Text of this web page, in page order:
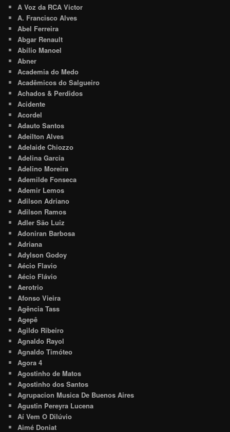
A Voz da RCA Victor
A. Francisco Alves
Abel Ferreira
Abgar Renault
Abílio Manoel
Abner
Academia do Medo
Acadêmicos do Salgueiro
Achados & Perdidos
Acidente
Acordel
Adauto Santos
Adeilton Alves
Adelaide Chiozzo
Adelina Garcia
Adelino Moreira
Ademilde Fonseca
Ademir Lemos
Adilson Adriano
Adilson Ramos
Adler São Luiz
Adoniran Barbosa
Adriana
Adylson Godoy
Aécio Flavio
Aécio Flávio
Aerotrio
Afonso Vieira
Agência Tass
Agepê
Agildo Ribeiro
Agnaldo Rayol
Agnaldo Timóteo
Agora 4
Agostinho de Matos
Agostinho dos Santos
Agrupacion Musica De Buenos Aires
Agustin Pereyra Lucena
Aí Vem O Dilúvio
Aimé Doniat